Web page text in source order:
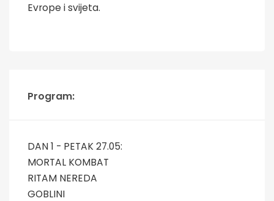
Evrope i svijeta.
Program:
DAN 1 - PETAK 27.05:
MORTAL KOMBAT
RITAM NEREDA
GOBLINI